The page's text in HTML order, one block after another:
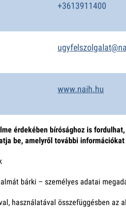
+3613911400
www.naih.hu
érdekében bírósághoz is
be, amelyről további információkat
bárki – személyes adatai
használatával összefüggésben